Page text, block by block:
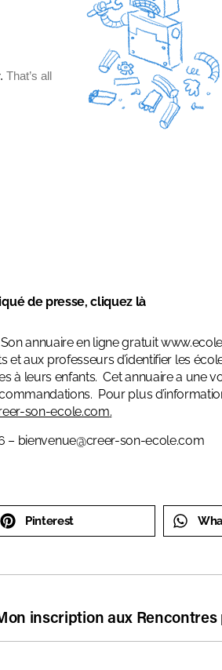
de presse, cliquez là
annuaire en ligne gratuit
et aux professeurs d’identifier les
à leurs enfants. Cet annuaire a une
Pour plus
son-ecole.com.
– bienvenue@creer-son-ecole.com
Pinterest